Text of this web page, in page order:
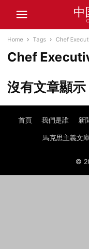
中
Home Tags Chef
Chef
沒有文章顯示
首頁 我們是誰 新
馬克思主義文
©